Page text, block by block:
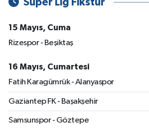
Süper Lig Fikstür
15 Mayıs, Cuma
Rizespor - Beşiktaş
16 Mayıs, Cumartesi
Fatih Karagümrük - Alanyaspor
Gaziantep FK - Başakşehir
Samsunspor - Göztepe